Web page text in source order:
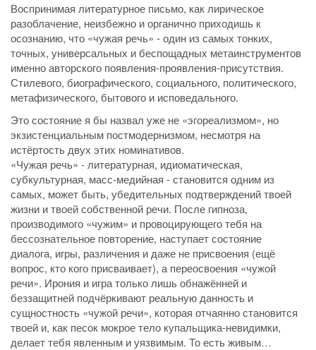
Воспринимая литературное письмо, как лирическое
разоблачение, неизбежно и органично приходишь к
осознанию, что «чужая речь» - один из самых тонких,
точных, универсальных и беспощадных метаинструментов
именно авторского появления-проявления-присутствия.
Стилевого, биографического, социального, политического,
метафизического, бытового и исповедального.
Это состояние я бы назвал уже не «эгореализмом», но
экзистенциальным постмодернизмом, несмотря на
истёртость двух этих номинативов.
«Чужая речь» - литературная, идиоматическая,
субкультурная, масс-медийная - становится одним из
самых, может быть, убедительных подтверждений твоей
жизни и твоей собственной речи. После гипноза,
производимого «чужим» и провоцирующего тебя на
бессознательное повторение, наступает состояние
диалога, игры, различения и даже не присвоения (ещё
вопрос, кто кого присваивает), а переосвоения «чужой
речи». Ирония и игра только лишь обнажённей и
беззащитней подчёркивают реальную данность и
сущностность «чужой речи», которая отчаянно становится
твоей и, как песок мокрое тело купальщика-невидимки,
делает тебя явленным и уязвимым. То есть живым…